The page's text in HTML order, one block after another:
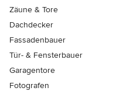
Zäune & Tore
Dachdecker
Fassadenbauer
Tür- & Fensterbauer
Garagentore
Fotografen